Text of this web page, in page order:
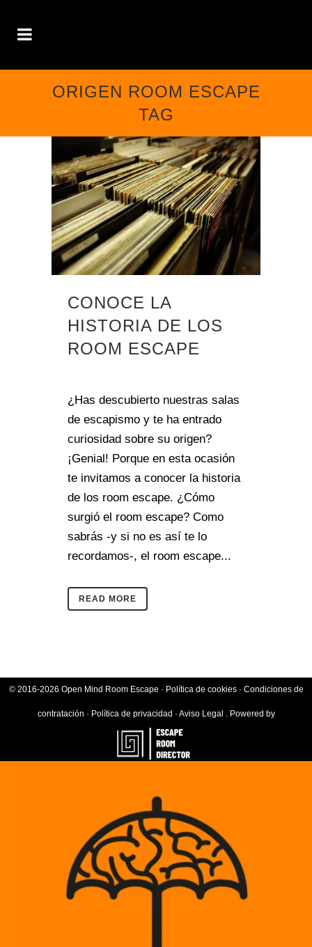
ORIGEN ROOM ESCAPE
TAG
CONOCE LA
HISTORIA DE LOS
ROOM ESCAPE
¿Has descubierto nuestras salas
de escapismo y te ha entrado
curiosidad sobre su origen?
¡Genial! Porque en esta ocasión
te invitamos a conocer la historia
de los room escape. ¿Cómo
surgió el room escape? Como
sabrás -y si no es así te lo
recordamos-, el room escape...
READ MORE
© 2016-2026 Open Mind Room Escape · Política de cookies· Condiciones de
contratación · Política de privacidad · Aviso Legal . Powered by